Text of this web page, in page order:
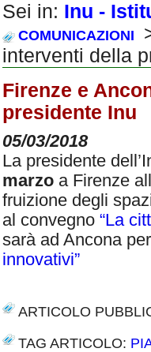
Sei in: Inu -
COMUNICAZIONI
interventi della
Firenze e
presidente Inu
05/03/2018
La presidente
marzo a Firenze
fruizione degli
al convegno “La
sarà ad Ancona
innovativi”
ARTICOLO
TAG ARTICOLO: